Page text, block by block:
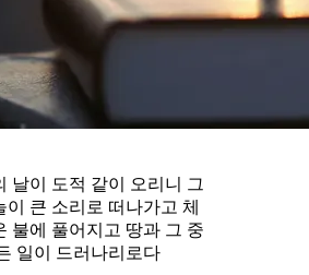
날이 도적 같이 오리니 그
이 큰 소리로 떠나가고 체
불에 풀어지고 땅과 그 중
일이 드러나리로다